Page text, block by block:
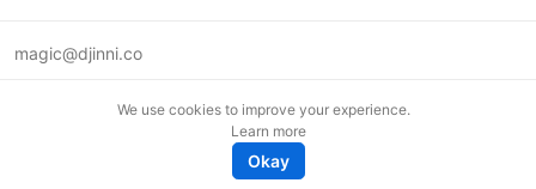
magic@djinni.co
We use cookies to improve your experience.
Learn more
Okay